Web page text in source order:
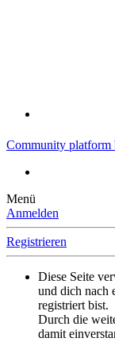
Community platform
Menü
Anmelden
Registrieren
Diese Seite
und dich nach
registriert bist.
Durch die
damit